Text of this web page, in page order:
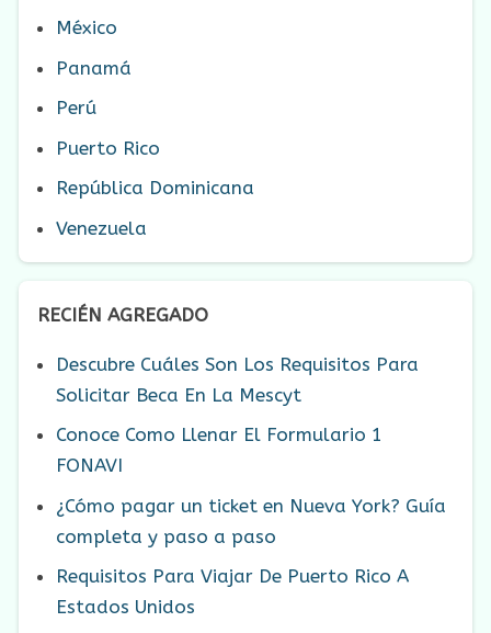
México
Panamá
Perú
Puerto Rico
República Dominicana
Venezuela
RECIÉN AGREGADO
Descubre Cuáles Son Los Requisitos Para
Solicitar Beca En La Mescyt
Conoce Como Llenar El Formulario 1
FONAVI
¿Cómo pagar un ticket en Nueva York? Guía
completa y paso a paso
Requisitos Para Viajar De Puerto Rico A
Estados Unidos